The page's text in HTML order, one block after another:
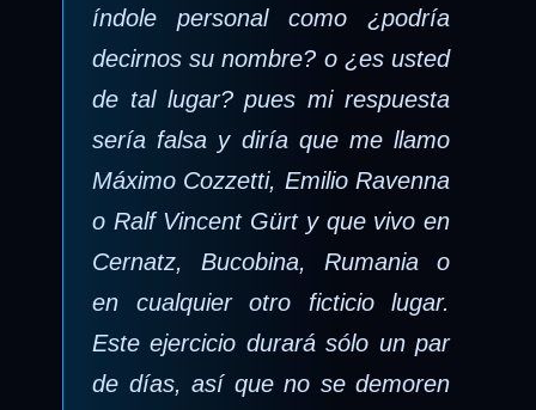
índole personal como ¿podría
decirnos su nombre? o ¿es usted
de tal lugar? pues mi respuesta
sería falsa y diría que me llamo
Máximo Cozzetti, Emilio Ravenna
o Ralf Vincent Gürt y que vivo en
Cernatz, Bucobina, Rumania o
en cualquier otro ficticio lugar.
Este ejercicio durará sólo un par
de días, así que no se demoren